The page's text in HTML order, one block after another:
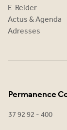
E-Reider
Actus & Agenda
Adresses
Permanence
37 92 92 - 400